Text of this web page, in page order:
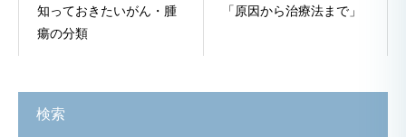
知っておきたいがん・腫
瘍の分類
「原因から治療法まで」
検索